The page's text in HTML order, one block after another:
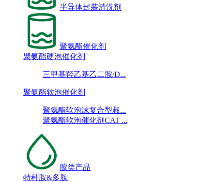
半导体封装清洗剂
聚氨酯催化剂
聚氨酯硬泡催化剂
三甲基羟乙基乙二胺/D...
聚氨酯软泡催化剂
聚氨酯软泡沫复合型叔...
聚氨酯软泡催化剂CAT ...
胺类产品
特种胺&多胺